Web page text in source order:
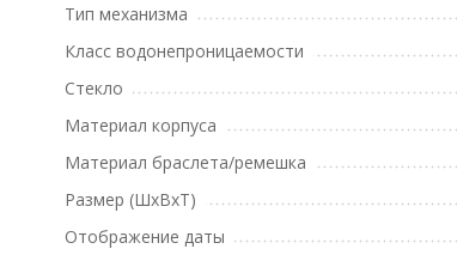
Тип механизма
Класс водонепроницаемости
Стекло
Материал корпуса
Материал браслета/ремешка
Размер (ШхВхТ)
Отображение даты